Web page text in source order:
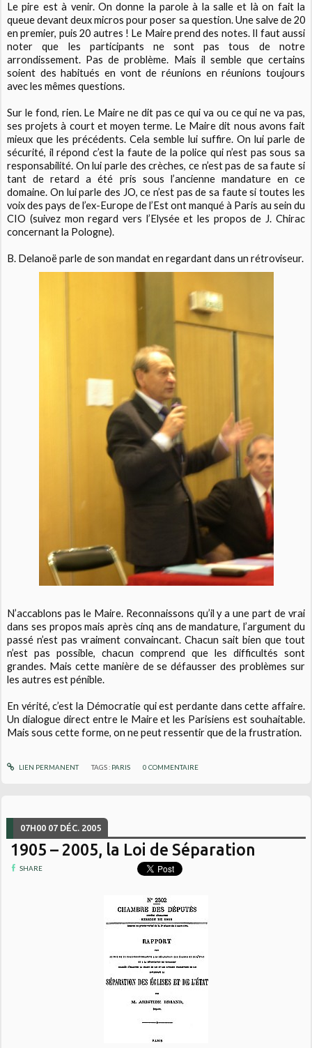
Le pire est à venir. On donne la parole à la salle et là on fait la
queue devant deux micros pour poser sa question. Une salve de 20
en premier, puis 20 autres ! Le Maire prend des notes. Il faut aussi
noter que les participants ne sont pas tous de notre
arrondissement. Pas de problème. Mais il semble que certains
soient des habitués en vont de réunions en réunions toujours
avec les mêmes questions.
Sur le fond, rien. Le Maire ne dit pas ce qui va ou ce qui ne va pas,
ses projets à court et moyen terme. Le Maire dit nous avons fait
mieux que les précédents. Cela semble lui suffire. On lui parle de
sécurité, il répond c’est la faute de la police qui n’est pas sous sa
responsabilité. On lui parle des crèches, ce n’est pas de sa faute si
tant de retard a été pris sous l’ancienne mandature en ce
domaine. On lui parle des JO, ce n’est pas de sa faute si toutes les
voix des pays de l’ex-Europe de l’Est ont manqué à Paris au sein du
CIO (suivez mon regard vers l’Elysée et les propos de J. Chirac
concernant la Pologne).
B. Delanoë parle de son mandat en regardant dans un rétroviseur.
N’accablons pas le Maire. Reconnaissons qu’il y a une part de vrai
dans ses propos mais après cinq ans de mandature, l’argument du
passé n’est pas vraiment convaincant. Chacun sait bien que tout
n’est pas possible, chacun comprend que les difficultés sont
grandes. Mais cette manière de se défausser des problèmes sur
les autres est pénible.
En vérité, c’est la Démocratie qui est perdante dans cette affaire.
Un dialogue direct entre le Maire et les Parisiens est souhaitable.
Mais sous cette forme, on ne peut ressentir que de la frustration.
LIEN PERMANENT TAGS : PARIS 0 COMMENTAIRE
07H00 07 DÉC. 2005
1905 – 2005, la Loi de Séparation
SHARE